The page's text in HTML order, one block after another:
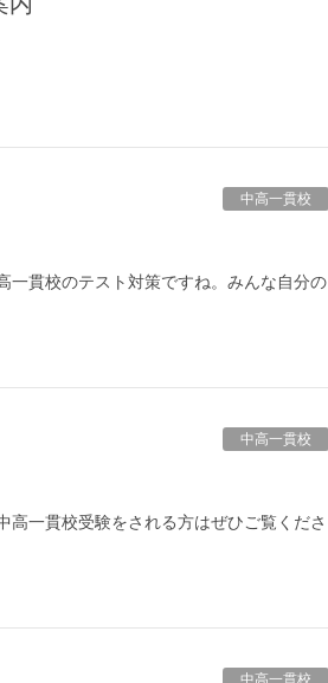
中高一貫校
一貫校のテスト対策ですね。みんな自分の
中高一貫校
一貫校受験をされる方はぜひご覧くださ